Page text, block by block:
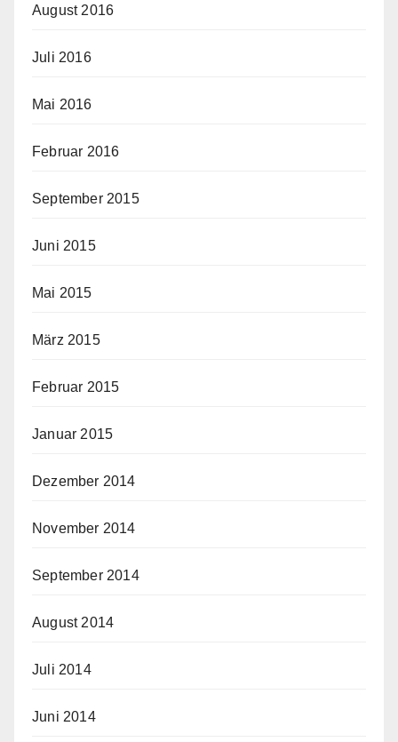
August 2016
Juli 2016
Mai 2016
Februar 2016
September 2015
Juni 2015
Mai 2015
März 2015
Februar 2015
Januar 2015
Dezember 2014
November 2014
September 2014
August 2014
Juli 2014
Juni 2014